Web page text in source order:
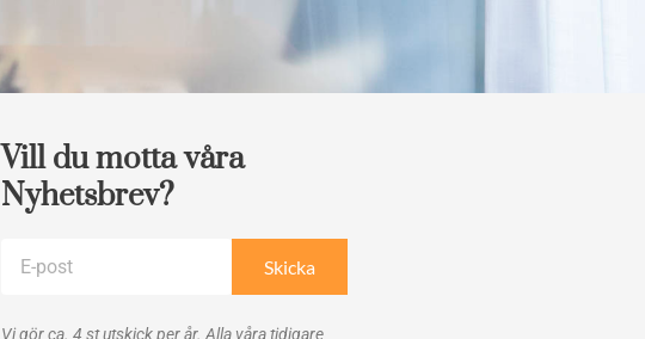
Vill du motta våra
Nyhetsbrev?
Skicka
Vi gör ca. 4 st utskick per år. Alla våra tidigare